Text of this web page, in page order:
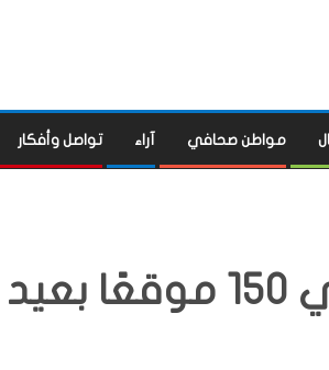
مواطن صحافي آراء تواصل وأفكار
العتبة العلوية ترفع راية الولاية في 150 موقعًا بعيد